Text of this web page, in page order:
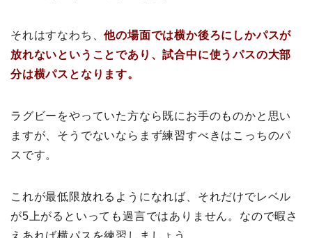
それはすなわち、他の場面では横か後ろにしかパスが
放れないということであり、試合中に使うパスの大部
分は横パスとなります。
ラグビーをやっていた方なら既にお手のものかと思い
ますが、そうでないならまず練習すべきはこっちのパ
スです。
これが最低限放れるようになれば、それだけでレベル
が5上がるといっても過言ではありません。なので暇さ
えあれば横パスを練習しましょう。